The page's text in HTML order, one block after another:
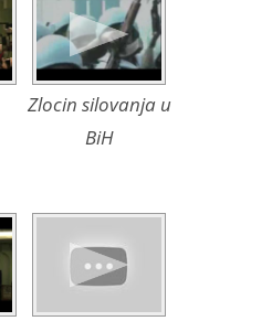
Zlocin silovanja u
BiH